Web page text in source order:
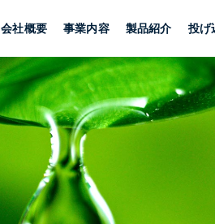
会社概要 事業内容 製品紹介 投げ